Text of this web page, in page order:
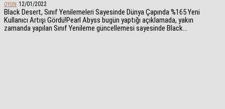
OYUN 12/01/2022
Black Desert, Sınıf Yenilemeleri Sayesinde Dünya Çapında %165 Yeni
Kullanıcı Artışı Gördü!Pearl Abyss bugün yaptığı açıklamada, yakın
zamanda yapılan Sınıf Yenileme güncellemesi sayesinde Black...